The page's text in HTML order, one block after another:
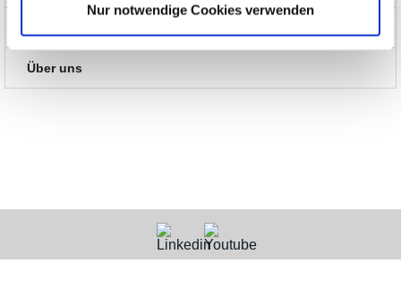
Nur notwendige Cookies verwenden
Über uns